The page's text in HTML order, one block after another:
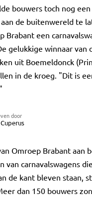
bouwers toch nog een
de buitenwereld te
Brabant een
gelukkige winnaar van
uit Boemeldonck
in de kroeg. "Dit is
door
Omroep Brabant aan
van carnavalswagens
de kant bleven staan,
dan 150 bouwers